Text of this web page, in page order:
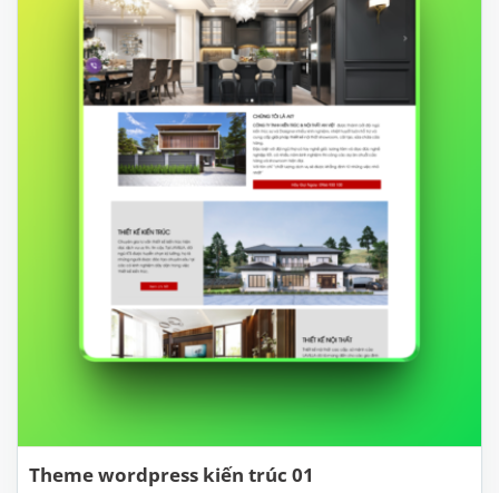
Theme wordpress kiến trúc 01